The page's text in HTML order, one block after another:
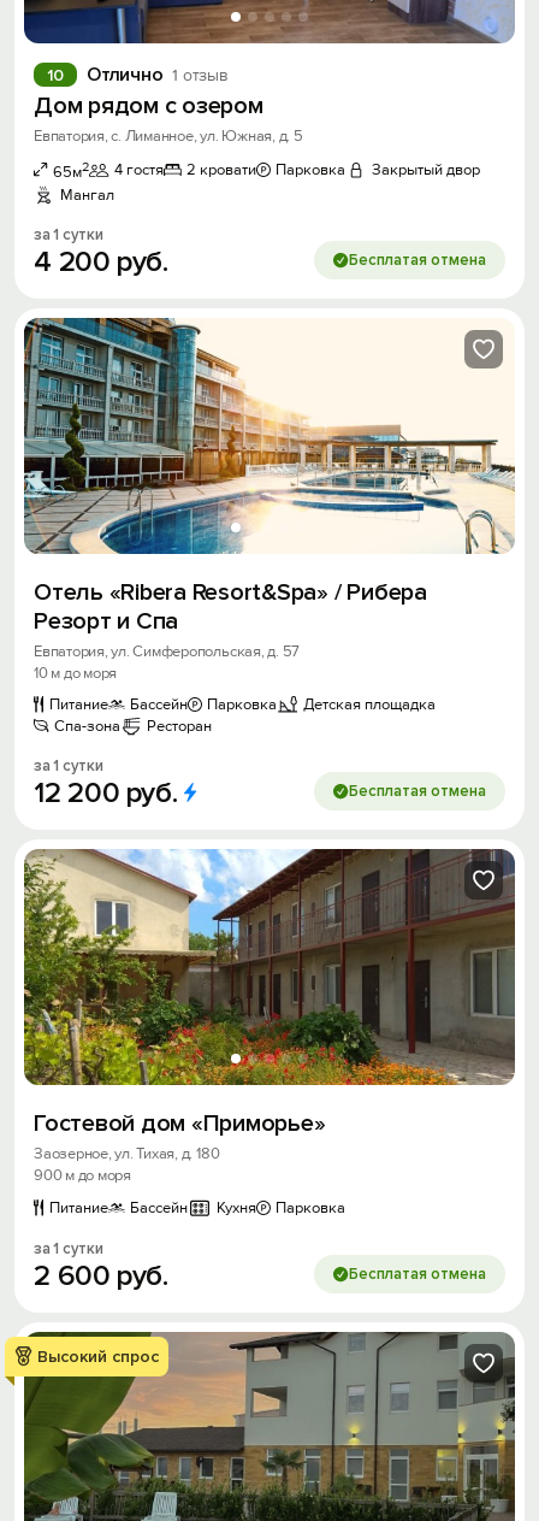
Отлично 1 отзыв
10
Дом рядом с озером
Евпатория, с. Лиманное, ул. Южная, д. 5
65м2 4 гостя 2 кровати Парковка
Закрытый двор
Мангал
за 1 сутки
4 200 руб. Бесплатая отмена
Отель «Ribera Resort&Spa» / Рибера
Резорт и Спа
Евпатория, ул. Симферопольская, д. 57
10 м до моря
Питание
Бассейн Парковка
Детская площадка
Спа-зона
Ресторан
за 1 сутки
12 200 руб. Бесплатая отмена
Гостевой дом «Приморье»
Заозерное, ул. Тихая, д. 180
900 м до моря
Питание
Бассейн Кухня Парковка
за 1 сутки
2 600 руб. Бесплатая отмена
Высокий спрос
Скидка −5%
промокод на первое бронирование!
Получить промокод
Вход на сайт
Войти илиЗарегистрироваться
Войти
Войти с помощью